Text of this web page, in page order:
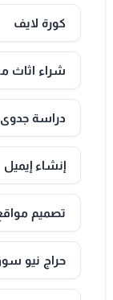
كورة لايف
شراء اثاث
دراسة جدوى
إنشاء إيميل
تصميم
حراج نيو